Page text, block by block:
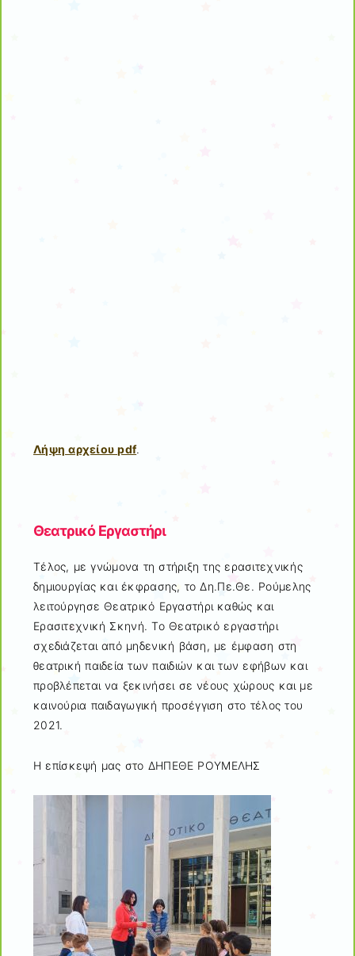
Λήψη αρχείου pdf.
Θεατρικό Εργαστήρι
Τέλος, με γνώμονα τη στήριξη της ερασιτεχνικής
δημιουργίας και έκφρασης, το Δη.Πε.Θε. Ρούμελης
λειτούργησε Θεατρικό Εργαστήρι καθώς και
Ερασιτεχνική Σκηνή. Το Θεατρικό εργαστήρι
σχεδιάζεται από μηδενική βάση, με έμφαση στη
θεατρική παιδεία των παιδιών και των εφήβων και
προβλέπεται να ξεκινήσει σε νέους χώρους και με
καινούρια παιδαγωγική προσέγγιση στο τέλος του
2021.
Η επίσκεψή μας στο ΔΗΠΕΘΕ ΡΟΥΜΕΛΗΣ